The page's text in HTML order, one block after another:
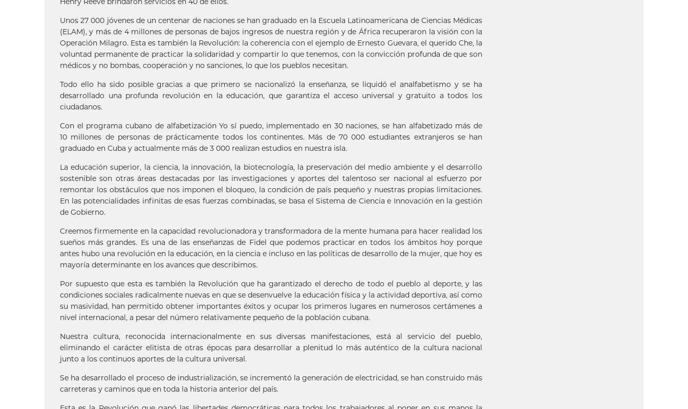
Unos 27 000 jóvenes de un centenar de naciones se han graduado en la Escuela Latinoamericana de Ciencias Médicas
(ELAM), y más de 4 millones de personas de bajos ingresos de nuestra región y de África recuperaron la visión con la
Operación Milagro. Esta es también la Revolución: la coherencia con el ejemplo de Ernesto Guevara, el querido Che, la
voluntad permanente de practicar la solidaridad y compartir lo que tenemos, con la convicción profunda de que son
médicos y no bombas, cooperación y no sanciones, lo que los pueblos necesitan.
Todo ello ha sido posible gracias a que primero se nacionalizó la enseñanza, se liquidó el analfabetismo y se ha
desarrollado una profunda revolución en la educación, que garantiza el acceso universal y gratuito a todos los
ciudadanos.
Con el programa cubano de alfabetización Yo sí puedo, implementado en 30 naciones, se han alfabetizado más de
10 millones de personas de prácticamente todos los continentes. Más de 70 000 estudiantes extranjeros se han
graduado en Cuba y actualmente más de 3 000 realizan estudios en nuestra isla.
La educación superior, la ciencia, la innovación, la biotecnología, la preservación del medio ambiente y el desarrollo
sostenible son otras áreas destacadas por las investigaciones y aportes del talentoso ser nacional al esfuerzo por
remontar los obstáculos que nos imponen el bloqueo, la condición de país pequeño y nuestras propias limitaciones.
En las potencialidades infinitas de esas fuerzas combinadas, se basa el Sistema de Ciencia e Innovación en la gestión
de Gobierno.
Creemos firmemente en la capacidad revolucionadora y transformadora de la mente humana para hacer realidad los
sueños más grandes. Es una de las enseñanzas de Fidel que podemos practicar en todos los ámbitos hoy porque
antes hubo una revolución en la educación, en la ciencia e incluso en las políticas de desarrollo de la mujer, que hoy es
mayoría determinante en los avances que describimos.
Por supuesto que esta es también la Revolución que ha garantizado el derecho de todo el pueblo al deporte, y las
condiciones sociales radicalmente nuevas en que se desenvuelve la educación física y la actividad deportiva, así como
su masividad, han permitido obtener importantes éxitos y ocupar los primeros lugares en numerosos certámenes a
nivel internacional, a pesar del número relativamente pequeño de la población cubana.
Nuestra cultura, reconocida internacionalmente en sus diversas manifestaciones, está al servicio del pueblo,
eliminando el carácter elitista de otras épocas para desarrollar a plenitud lo más auténtico de la cultura nacional
junto a los continuos aportes de la cultura universal.
Se ha desarrollado el proceso de industrialización, se incrementó la generación de electricidad, se han construido más
carreteras y caminos que en toda la historia anterior del país.